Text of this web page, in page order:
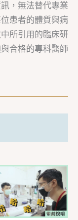
，無法替代專業
患者的體質與病
所引用的臨床研
合格的專科醫師